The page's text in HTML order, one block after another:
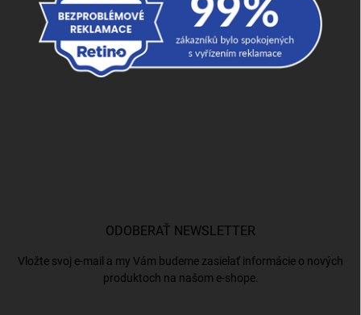
ODOBERAŤ NEWSLETTER
Vložte svoj e-mail a my Vám budeme zasielať informácie o nových
produktoch na našom e-shope.